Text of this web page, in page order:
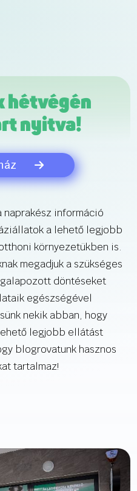
hétvégén
nyitva!
naprakész információ
a lehető legjobb
környezetükben is.
megadjuk a szükséges
döntéseket
egészségével
nekik abban, hogy
legjobb ellátást
blogrovatunk hasznos
tartalmaz!